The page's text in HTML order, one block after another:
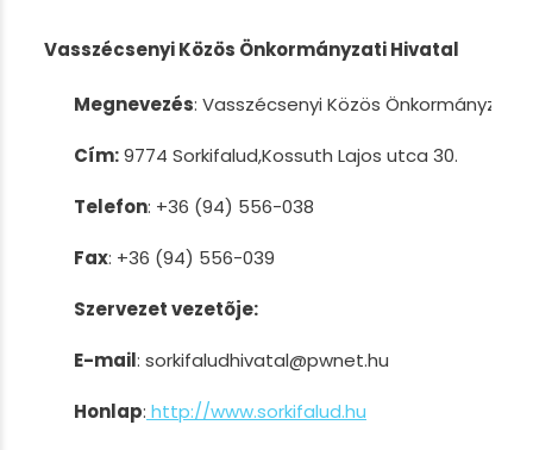
Vasszécsenyi Közös Önkormányzati Hivatal
Megnevezés: Vasszécsenyi Közös Önkormányzati
Cím:9774 Sorkifalud,Kossuth Lajos utca 30.
Telefon: +36 (94) 556-038
Fax: +36 (94) 556-039
Szervezet vezetõje:
E-mail: sorkifaludhivatal@pwnet.hu
Honlap: http://www.sorkifalud.hu